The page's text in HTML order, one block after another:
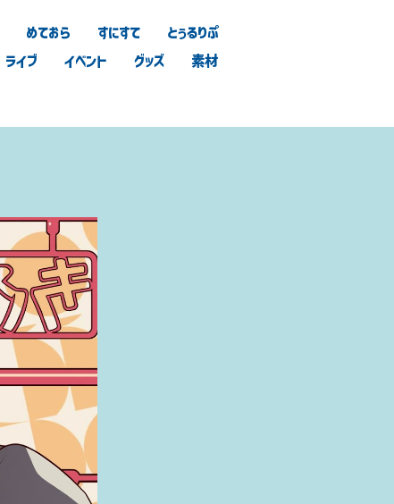
めておら すにすて
とぅるりぷ
ライブ イベント グッズ 素材